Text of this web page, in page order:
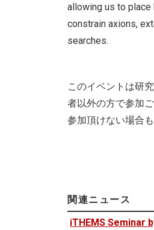
allowing us to place
constrain axions,
searches.
このイベントは研
者以外の方で参加
参加頂けない場合
関連ニュース
iTHEMS Seminar